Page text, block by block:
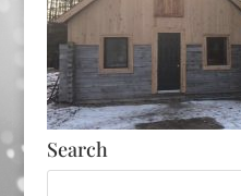
Search